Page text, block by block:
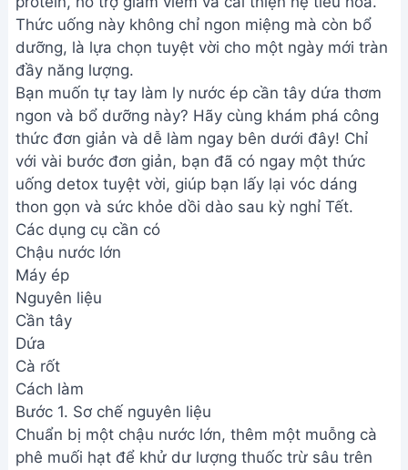
Thức uống này không chỉ ngon miệng mà còn bổ
dưỡng, là lựa chọn tuyệt vời cho một ngày mới tràn
đầy năng lượng.
Bạn muốn tự tay làm ly nước ép cần tây dứa thơm
ngon và bổ dưỡng này? Hãy cùng khám phá công
thức đơn giản và dễ làm ngay bên dưới đây! Chỉ
với vài bước đơn giản, bạn đã có ngay một thức
uống detox tuyệt vời, giúp bạn lấy lại vóc dáng
thon gọn và sức khỏe dồi dào sau kỳ nghỉ Tết.
Các dụng cụ cần có
Chậu nước lớn
Máy ép
Nguyên liệu
Cần tây
Dứa
Cà rốt
Cách làm
Bước 1. Sơ chế nguyên liệu
Chuẩn bị một chậu nước lớn, thêm một muỗng cà
phê muối hạt để khử dư lượng thuốc trừ sâu trên